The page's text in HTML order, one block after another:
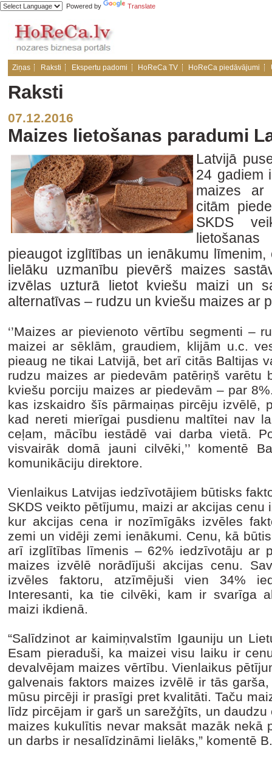
Powered by Translate
Ziņas Raksti Ekspertu padomi HoReCa TV HoReCa piedāvājumi
Raksti
07.12.2016
Maizes lietošanas paradumi
Latvijā
24 gadiem
maizes ar
citām
SKDS
pieaugot izglītības un ienākumu
lielāku uzmanību pievērš maizes
izvēlas uzturā lietot kviešu maizi un
alternatīvas – rudzu un kviešu maizes ar
‘’Maizes ar pievienoto vērtību segmenti –
maizei ar sēklām, graudiem, klijām u.c.
pieaug ne tikai Latvijā, bet arī citās Baltijas
rudzu maizes ar piedevām patēriņš varētu
kviešu porciju maizes ar piedevām – par
kas izskaidro šīs pārmaiņas pircēju izvēlē,
kad nereti mierīgai pusdienu maltītei nav
ceļam, mācību iestādē vai darba vietā.
visvairāk domā jauni cilvēki,’’ komentē
komunikāciju direktore.
Vienlaikus Latvijas iedzīvotājiem būtisks
SKDS veikto pētījumu, maizi ar akcijas
kur akcijas cena ir nozīmīgāks izvēles
zemi un vidēji zemi ienākumi. Cenu, kā
arī izglītības līmenis – 62% iedzīvotāju ar
maizes izvēlē norādījuši akcijas cenu.
izvēles faktoru, atzīmējuši vien 34%
Interesanti, ka tie cilvēki, kam ir svarīga
maizi ikdienā.
“Salīdzinot ar kaimiņvalstīm Igauniju un
Esam pieraduši, ka maizei visu laiku ir
devalvējam maizes vērtību. Vienlaikus
galvenais faktors maizes izvēlē ir tās
mūsu pircēji ir prasīgi pret kvalitāti. Taču
līdz pircējam ir garš un sarežģīts, un
maizes kukulītis nevar maksāt mazāk nekā
un darbs ir nesalīdzināmi lielāks,” komentē